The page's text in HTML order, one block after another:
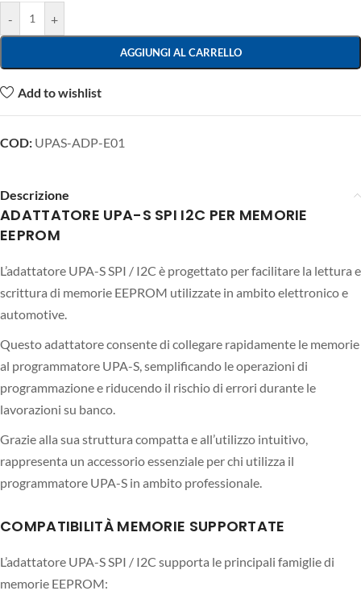
-
+
AGGIUNGI AL CARRELLO
Add to wishlist
COD: UPAS-ADP-E01
Descrizione
ADATTATORE UPA-S SPI I2C PER MEMORIE
EEPROM
L’adattatore UPA-S SPI / I2C è progettato per facilitare la lettura e
scrittura di memorie EEPROM utilizzate in ambito elettronico e
automotive.
Questo adattatore consente di collegare rapidamente le memorie
al programmatore UPA-S, semplificando le operazioni di
programmazione e riducendo il rischio di errori durante le
lavorazioni su banco.
Grazie alla sua struttura compatta e all’utilizzo intuitivo,
rappresenta un accessorio essenziale per chi utilizza il
programmatore UPA-S in ambito professionale.
COMPATIBILITÀ MEMORIE SUPPORTATE
L’adattatore UPA-S SPI / I2C supporta le principali famiglie di
memorie EEPROM: